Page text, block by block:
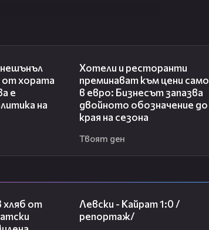
от хората
е
на
Хотели и ресторанти
преминават към цени само
в евро: Бизнесът запазва
двойното обозначение до
края на сезона
Твоят ден
хляб от
Левски - Кайрат 1:0 /
репортаж/